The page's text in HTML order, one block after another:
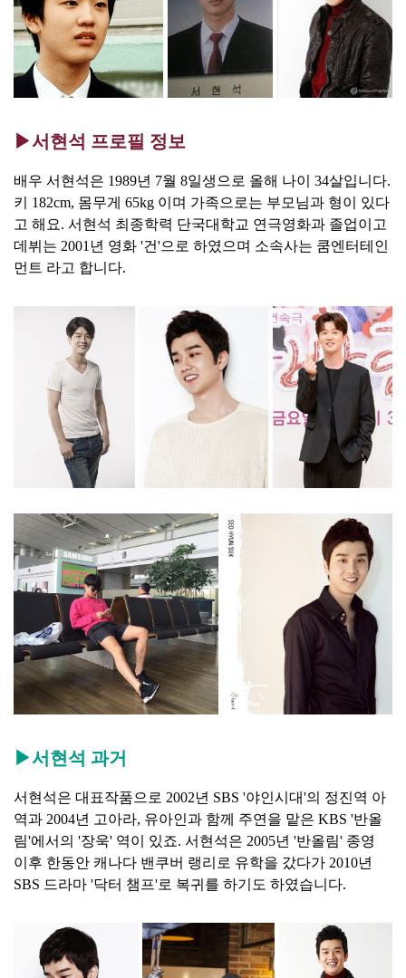
▶서현석 프로필 정보
배우 서현석은 1989년 7월 8일생으로 올해 나이 34살입니다.
키 182cm, 몸무게 65kg 이며 가족으로는 부모님과 형이 있다
고 해요. 서현석 최종학력 단국대학교 연극영화과 졸업이고
데뷔는 2001년 영화 '건'으로 하였으며 소속사는 쿰엔터테인
먼트 라고 합니다.
▶서현석 과거
서현석은 대표작품으로 2002년 SBS '야인시대'의 정진역 아
역과 2004년 고아라, 유아인과 함께 주연을 맡은 KBS '반올
림'에서의 '장욱' 역이 있죠. 서현석은 2005년 '반올림' 종영
이후 한동안 캐나다 밴쿠버 랭리로 유학을 갔다가 2010년
SBS 드라마 '닥터 챔프'로 복귀를 하기도 하였습니다.